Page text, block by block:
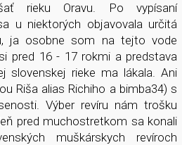
rieku Oravu. Po vypísaní
u niektorých objavovala určitá
ja osobne som na tejto vode
pred 16 - 17 rokmi a predstava
slovenskej rieke ma lákala. Ani
Riša alias Richiho a bimba34) s
Výber revíru nám trošku
pred muchostretkom sa konali
muškárskych revíroch